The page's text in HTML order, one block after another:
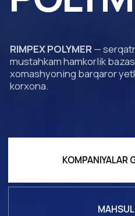
MAHSULOTLAR